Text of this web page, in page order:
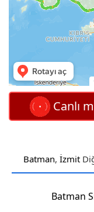
Canlı
Batman, İzmit
Batman